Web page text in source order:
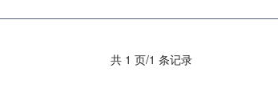
共 1 页/1 条记录